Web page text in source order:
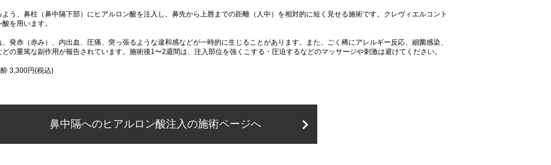
う、鼻柱（鼻中隔下部）にヒアルロン酸を注入し、鼻先から上唇までの距離（人中）を相対的に短く見せる施術です。クレヴィエルコント
を用います。
発赤（赤み）、内出血、圧痛、突っ張るような違和感などが一時的に生じることがあります。また、ごく稀にアレルギー反応、細菌感染、
の重篤な副作用が報告されています。施術後1〜2週間は、注入部位を強くこする・圧迫するなどのマッサージや刺激は避けてください。
3,300円(税込)
鼻中隔へのヒアルロン酸注入の施術ページへ